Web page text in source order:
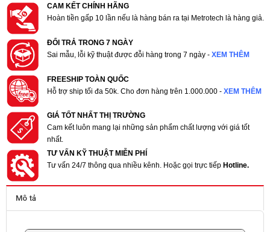
CAM KẾT CHÍNH HÃNG
Hoàn tiền gấp 10 lần nếu là hàng bán ra tại Metrotech là hàng giả.
ĐỔI TRẢ TRONG 7 NGÀY
Sai mẫu, lỗi kỹ thuật được đỗi hàng trong 7 ngày - XEM THÊM
FREESHIP TOÀN QUỐC
Hỗ trợ ship tối đa 50k. Cho đơn hàng trên 1.000.000 - XEM THÊM
GIÁ TỐT NHẤT THỊ TRƯỜNG
Cam kết luôn mang lại những sản phẩm chất lượng với giá tốt
nhất.
TƯ VẤN KỸ THUẬT MIỄN PHÍ
Tư vấn 24/7 thông qua nhiều kênh. Hoặc gọi trực tiếp Hotline.
Mô tả